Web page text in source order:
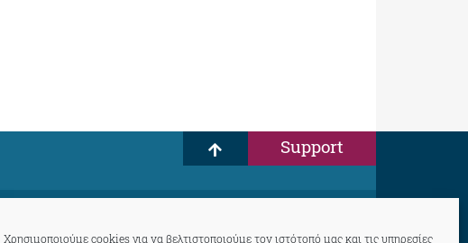
Χρησιμοποιούμε cookies για να βελτιστοποιούμε τον ιστότοπό μας και τις υπηρεσίες
Support